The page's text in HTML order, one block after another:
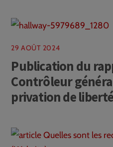
29 AOÛT 2024
Publication du
Contrôleur
privation de